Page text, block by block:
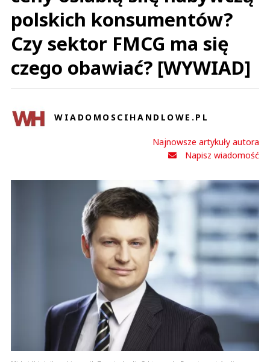
polskich konsumentów?
Czy sektor FMCG ma się
czego obawiać? [WYWIAD]
WIADOMOSCIHANDLOWE.PL
Najnowsze artykuły autora
Napisz wiadomość